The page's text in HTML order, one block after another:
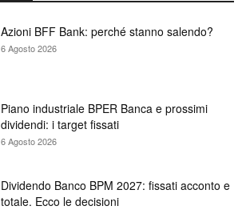
Azioni BFF Bank: perché stanno salendo?
6 Agosto 2026
Piano industriale BPER Banca e prossimi
dividendi: i target fissati
6 Agosto 2026
Dividendo Banco BPM 2027: fissati acconto e
totale. Ecco le decisioni